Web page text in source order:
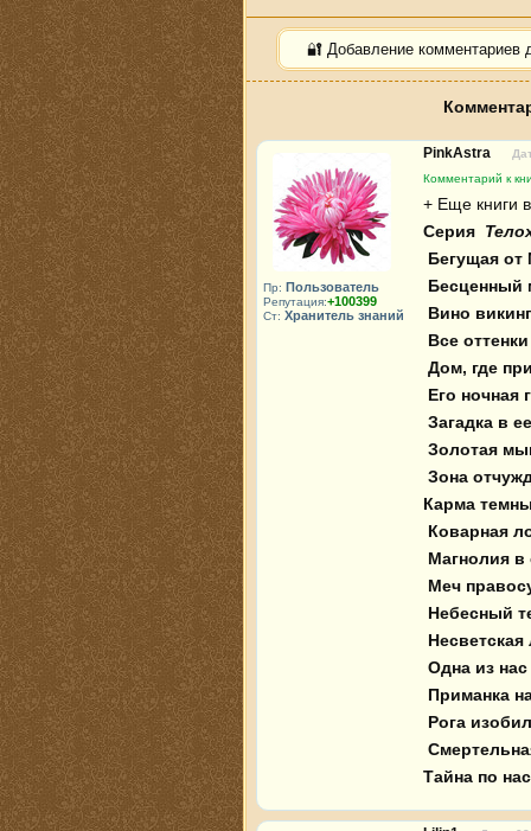
🔐 Добавление комментариев
Пр: Пользователь
Репутация:+100399
Ст: Хранитель знаний
PinkAstra
Комментарий к
Серия
Карма
Тайна по